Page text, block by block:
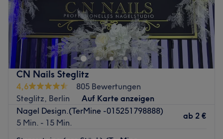
CN Nails Steglitz
4,6
805 Bewertungen
Steglitz, Berlin
Auf Karte anzeigen
Nagel Design.(TerMine -015251798888)
5 Min. - 15 Min.
ab 2 €